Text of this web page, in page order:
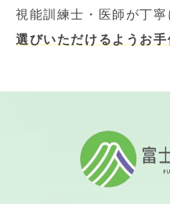
視能訓練士・医師が丁寧
選びいただけるようお手